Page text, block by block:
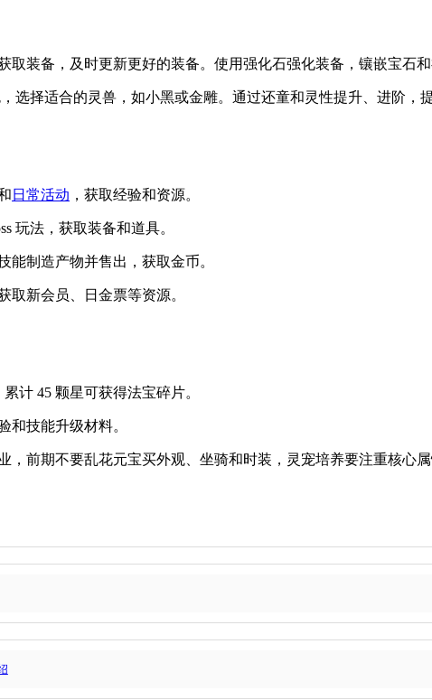
取装备，及时更新更好的装备。使用强化石强化装备，镶嵌宝石
选择适合的灵兽，如小黑或金雕。通过还童和灵性提升、进阶，
日常活动 ，获取经验和资源。
玩法，获取装备和道具。
能制造产物并售出，获取金币。
取新会员、日金票等资源。
计 45 颗星可获得法宝碎片。
和技能升级材料。
，前期不要乱花元宝买外观、坐骑和时装，灵宠培养要注重核心属